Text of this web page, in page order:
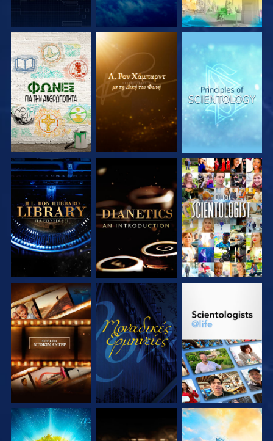
ΕΞΕΡΕΥΝΗΣΤΕ ΤΗ
ΣΕΙΡΑ
ΕΞΕΡΕΥΝΗΣΤΕ ΤΗ
ΣΕΙΡΑ
ΕΞΕΡΕΥΝΗΣΤΕ ΤΗ
ΣΕΙΡΑ
ΕΞΕΡΕΥΝΗΣΤΕ ΤΗ
ΣΕΙΡΑ
ΕΞΕΡΕΥΝΗΣΤΕ ΤΗ
ΣΕΙΡΑ
ΠΑΡΑΚΟΛΟΥΘΗΣΤΕ
ΕΞΕΡΕΥΝΗΣΤΕ ΤΗ
ΣΕΙΡΑ
ΠΑΡΑΚΟΛΟΥΘΗΣΤΕ
ΕΞΕΡΕΥΝΗΣΤΕ ΤΗ